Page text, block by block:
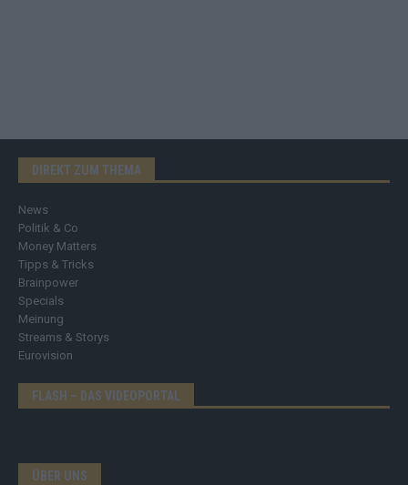
DIREKT ZUM THEMA
News
Politik & Co
Money Matters
Tipps & Tricks
Brainpower
Specials
Meinung
Streams & Storys
Eurovision
FLASH – DAS VIDEOPORTAL
ÜBER UNS